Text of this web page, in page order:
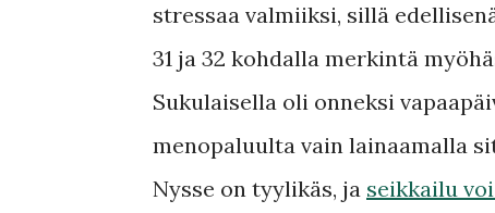
stressaa valmiiksi, sillä
31 ja 32 kohdalla merkintä
Sukulaisella oli onneksi
menopaluulta vain lainaamalla
Nysse on tyylikäs, ja seikkailu